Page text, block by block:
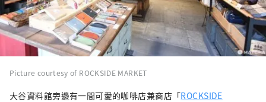
Picture courtesy of ROCKSIDE MARKET
大谷資料館旁邊有一間可愛的咖啡店兼商店「ROCKSIDE